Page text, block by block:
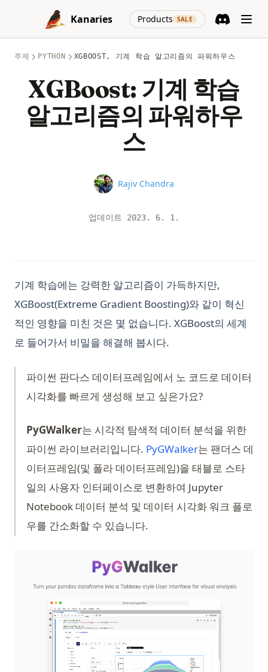
Skip to content
Kanaries
Products SALE
(opens in a
주제 PYTHON XGBOOST, 기계 학습 알고리즘의 파워하우스
XGBoost: 기계 학습
알고리즘의 파워하우
스
Name
Rajiv Chandra
업데이트 2023. 6. 1.
기계 학습에는 강력한 알고리즘이 가득하지만,
XGBoost(Extreme Gradient Boosting)와 같이 혁신
적인 영향을 미친 것은 몇 없습니다. XGBoost의 세계
로 들어가서 비밀을 해결해 봅시다.
파이썬 판다스 데이터프레임에서 노 코드로 데이터
시각화를 빠르게 생성해 보고 싶은가요?
PyGWalker는 시각적 탐색적 데이터 분석을 위한
파이썬 라이브러리입니다. PyGWalker(opens in a
는 팬더스 데
이터프레임(및 폴라 데이터프레임)을 태블로 스타
일의 사용자 인터페이스로 변환하여 Jupyter
Notebook 데이터 분석 및 데이터 시각화 워크 플로
우를 간소화할 수 있습니다.